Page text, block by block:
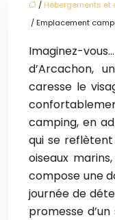
/ Hébergements et
/ Emplacement
Imaginez-
d’Arcachon,
caresse le
camping, en
qui se reflètent
oiseaux
compose une
journée de
promesse